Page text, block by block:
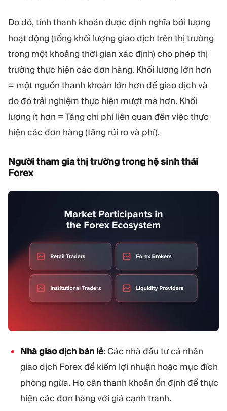
Do đó, tính thanh khoản được định nghĩa bởi lượng
hoạt động (tổng khối lượng giao dịch trên thị trường
trong một khoảng thời gian xác định) cho phép thị
trường thực hiện các đơn hàng. Khối lượng lớn hơn
= một nguồn thanh khoản lớn hơn để giao dịch và
do đó trải nghiệm thực hiện mượt mà hơn. Khối
lượng ít hơn = Tăng chi phí liên quan đến việc thực
hiện các đơn hàng (tăng rủi ro và phí).
Người tham gia thị trường trong hệ sinh thái
Forex
Nhà giao dịch bán lẻ: Các nhà đầu tư cá nhân
giao dịch Forex để kiếm lợi nhuận hoặc mục đích
phòng ngừa. Họ cần thanh khoản ổn định để thực
hiện các đơn hàng với giá cạnh tranh.